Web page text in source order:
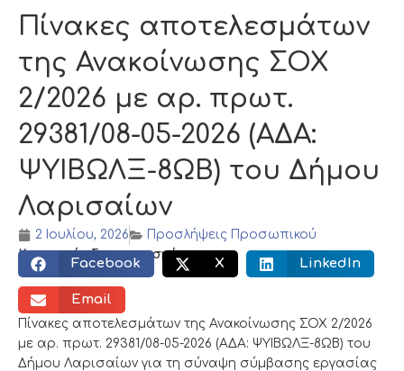
Πίνακες αποτελεσμάτων
της Ανακοίνωσης ΣΟΧ
2/2026 με αρ. πρωτ.
29381/08-05-2026 (ΑΔΑ:
ΨΥΙΒΩΛΞ-8ΩΒ) του Δήμου
Λαρισαίων
2 Ιουλίου, 2026
Προσλήψεις Προσωπικού
Κοινωνικός διαμοιρασμός:
Facebook X LinkedIn
Email
Πίνακες αποτελεσμάτων της Ανακοίνωσης ΣΟΧ 2/2026
με αρ. πρωτ. 29381/08-05-2026 (ΑΔΑ: ΨΥΙΒΩΛΞ-8ΩΒ) του
Δήμου Λαρισαίων για τη σύναψη σύμβασης εργασίας